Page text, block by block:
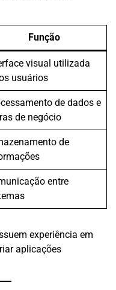
Função
visual utilizada
usuários
de dados e
de negócio
de
entre
experiência em
aplicações